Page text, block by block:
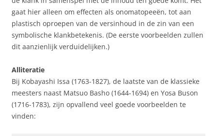
gaat hier alleen om effecten als onomatopeeën, tot aan
plastisch oproepen van de versinhoud in de zin van een
symbolische klankbetekenis. (De eerste voorbeelden zullen
dit aanzienlijk verduidelijken.)
Alliteratie
Bij Kobayashi Issa (1763-1827), de laatste van de klassieke
meesters naast Matsuo Basho (1644-1694) en Yosa Buson
(1716-1783), zijn opvallend veel goede voorbeelden te
vinden: